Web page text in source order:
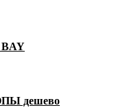
BAY
дешево